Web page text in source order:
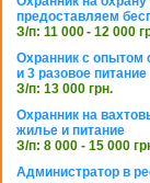
предоставляем
З/п: 11 000 - 12 000
Охранник с опытом
и 3 разовое питание
З/п: 13 000 грн.
Охранник на
жилье и питание
З/п: 8 000 - 15 000
Администратор в